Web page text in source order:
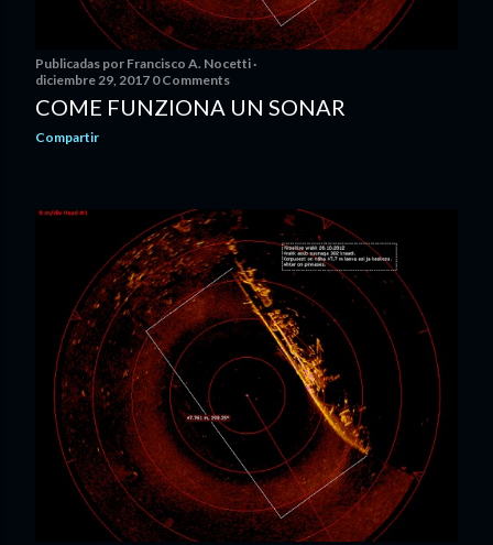
Publicadas por Francisco A. Nocetti
diciembre 29, 2017 0 Comments
COME FUNZIONA UN SONAR
Compartir